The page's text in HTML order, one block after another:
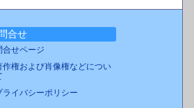
問合せ
合せページ
作権および肖像権などについ
ライバシーポリシー